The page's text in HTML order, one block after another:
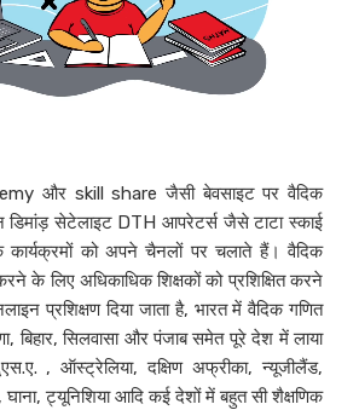
और skill share जैसी बेवसाइट पर वैदिक
सेटेलाइट DTH आपरेटर्स जैसे टाटा स्काई
कार्यक्रमों को अपने चैनलों पर चलाते हैं। वैदिक
के लिए अधिकाधिक शिक्षकों को प्रशिक्षित करने
प्रशिक्षण दिया जाता है, भारत में वैदिक गणित
बिहार, सिलवासा और पंजाब समेत पूरे देश में लाया
, ऑस्ट्रेलिया, दक्षिण अफ्रीका, न्यूजीलैंड,
घाना, ट्यूनिशिया आदि कई देशों में बहुत सी शैक्षणिक